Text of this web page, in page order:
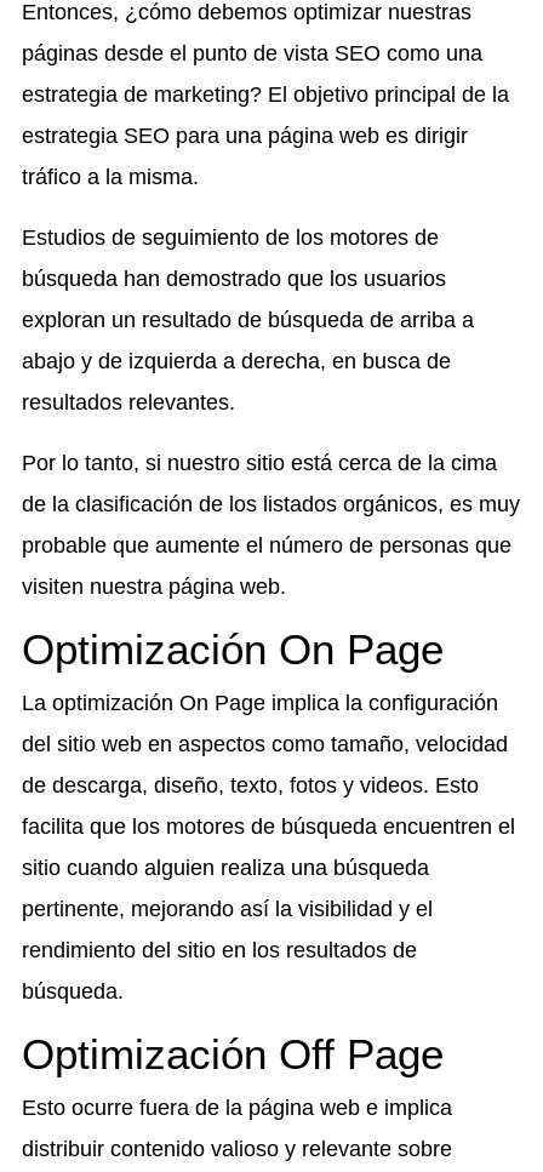
Entonces, ¿cómo debemos optimizar nuestras
páginas desde el punto de vista SEO como una
estrategia de marketing? El objetivo principal de la
estrategia SEO para una página web es dirigir
tráfico a la misma.
Estudios de seguimiento de los motores de
búsqueda han demostrado que los usuarios
exploran un resultado de búsqueda de arriba a
abajo y de izquierda a derecha, en busca de
resultados relevantes.
Por lo tanto, si nuestro sitio está cerca de la cima
de la clasificación de los listados orgánicos, es muy
probable que aumente el número de personas que
visiten nuestra página web.
Optimización On Page
La optimización On Page implica la configuración
del sitio web en aspectos como tamaño, velocidad
de descarga, diseño, texto, fotos y videos. Esto
facilita que los motores de búsqueda encuentren el
sitio cuando alguien realiza una búsqueda
pertinente, mejorando así la visibilidad y el
rendimiento del sitio en los resultados de
búsqueda.
Optimización Off Page
Esto ocurre fuera de la página web e implica
distribuir contenido valioso y relevante sobre